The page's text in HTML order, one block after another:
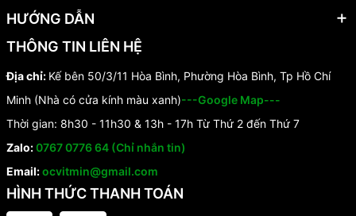
HƯỚNG DẪN
THÔNG TIN LIÊN HỆ
Địa chỉ: Kế bên 50/3/11 Hòa Bình, Phường Hòa Bình, Tp Hồ Chí
Minh (Nhà có cửa kính màu xanh)---Google Map---
Thời gian: 8h30 - 11h30 & 13h - 17h Từ Thứ 2 đến Thứ 7
Zalo:0767 0776 64 (Chỉ nhắn tin)
Email:ocvitmin@gmail.com
HÌNH THỨC THANH TOÁN